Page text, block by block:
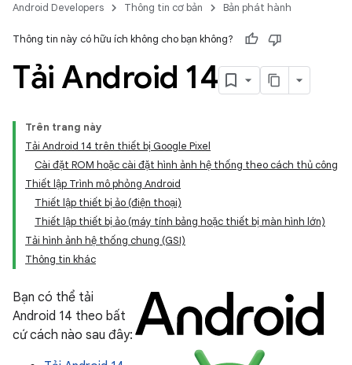
Android Developers Thông tin cơ bản Bản phát hành
Thông tin này có hữu ích không cho bạn không?
Tải Android 14
Trên trang này
Tải Android 14 trên thiết bị Google Pixel
Cài đặt ROM hoặc cài đặt hình ảnh hệ thống theo cách thủ công
Thiết lập Trình mô phỏng Android
Thiết lập thiết bị ảo (điện thoại)
Thiết lập thiết bị ảo (máy tính bảng hoặc thiết bị màn hình lớn)
Tải hình ảnh hệ thống chung (GSI)
Thông tin khác
Bạn có thể tải
Android 14 theo bất
cứ cách nào sau đây: